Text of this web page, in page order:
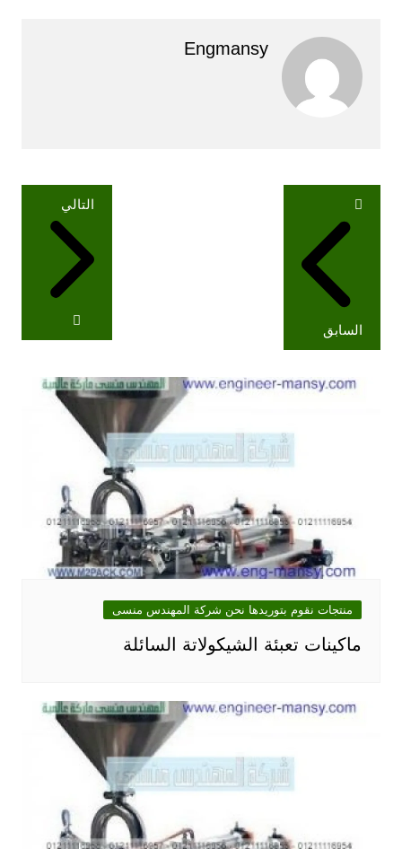
Engmansy
تصفّح
المقالات
السابق
التالي
منتجات نقوم بتوريدها نحن شركة المهندس منسى
ماكينات تعبئة الشيكولاتة السائلة